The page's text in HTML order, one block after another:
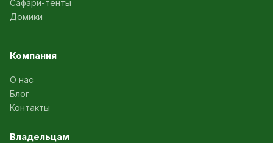
Сафари-тенты
Домики
Компания
О нас
Блог
Контакты
Владельцам